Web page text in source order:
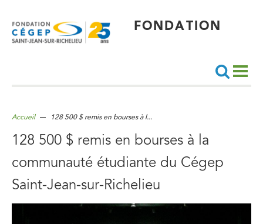
principal
FONDATION
Recherche
Accueil 128 500 $ remis en bourses à l...
128 500 $ remis en bourses à la
communauté étudiante du Cégep
Saint-Jean-sur-Richelieu